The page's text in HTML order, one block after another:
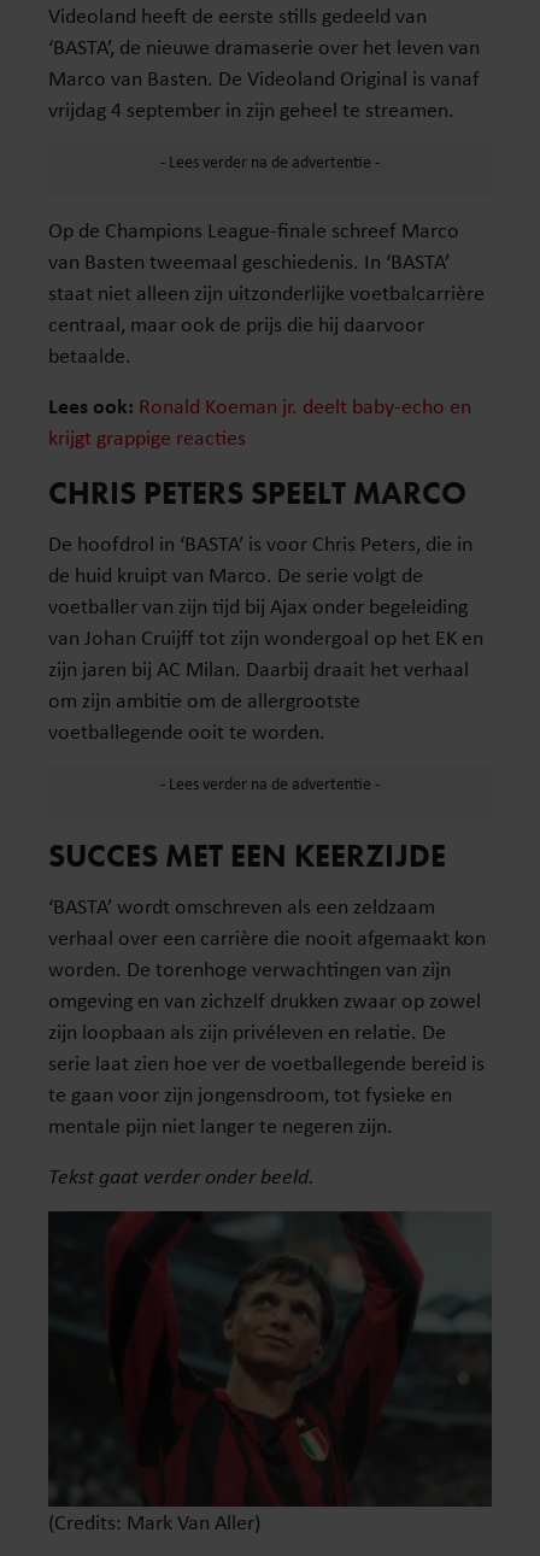
Videoland heeft de eerste stills gedeeld van
‘BASTA’, de nieuwe dramaserie over het leven van
Marco van Basten. De Videoland Original is vanaf
vrijdag 4 september in zijn geheel te streamen.
Op de Champions League-finale schreef Marco
van Basten tweemaal geschiedenis. In ‘BASTA’
staat niet alleen zijn uitzonderlijke voetbalcarrière
centraal, maar ook de prijs die hij daarvoor
betaalde.
Lees ook: Ronald Koeman jr. deelt baby-echo en
krijgt grappige reacties
CHRIS PETERS SPEELT MARCO
De hoofdrol in ‘BASTA’ is voor Chris Peters, die in
de huid kruipt van Marco. De serie volgt de
voetballer van zijn tijd bij Ajax onder begeleiding
van Johan Cruijff tot zijn wondergoal op het EK en
zijn jaren bij AC Milan. Daarbij draait het verhaal
om zijn ambitie om de allergrootste
voetballegende ooit te worden.
SUCCES MET EEN KEERZIJDE
‘BASTA’ wordt omschreven als een zeldzaam
verhaal over een carrière die nooit afgemaakt kon
worden. De torenhoge verwachtingen van zijn
omgeving en van zichzelf drukken zwaar op zowel
zijn loopbaan als zijn privéleven en relatie. De
serie laat zien hoe ver de voetballegende bereid is
te gaan voor zijn jongensdroom, tot fysieke en
mentale pijn niet langer te negeren zijn.
Tekst gaat verder onder beeld.
(Credits: Mark Van Aller)